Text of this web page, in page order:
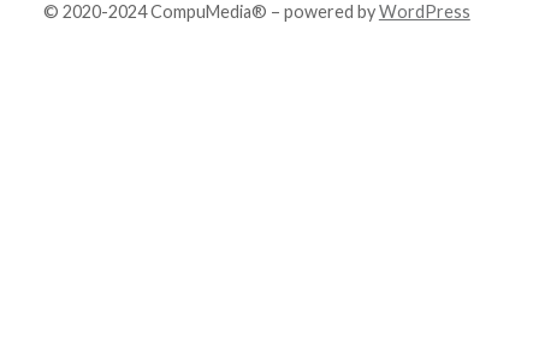
© 2020-2024 CompuMedia® – powered byWordPress